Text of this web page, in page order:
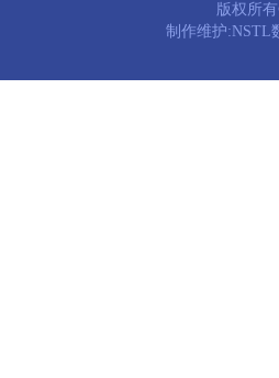
版权所
制作维护:NSTL